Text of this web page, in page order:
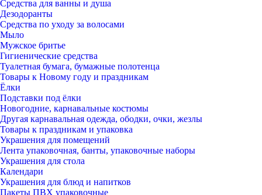
Средства для ванны и душа
Дезодоранты
Средства по уходу за волосами
Мыло
Мужское бритье
Гигиенические средства
Туалетная бумага, бумажные полотенца
Товары к Новому году и праздникам
Ёлки
Подставки под ёлки
Новогодние, карнавальные костюмы
Другая карнавальная одежда, ободки, очки, жезлы
Товары к праздникам и упаковка
Украшения для помещений
Лента упаковочная, банты, упаковочные наборы
Украшения для стола
Календари
Украшения для блюд и напитков
Пакеты ПВХ упаковочные